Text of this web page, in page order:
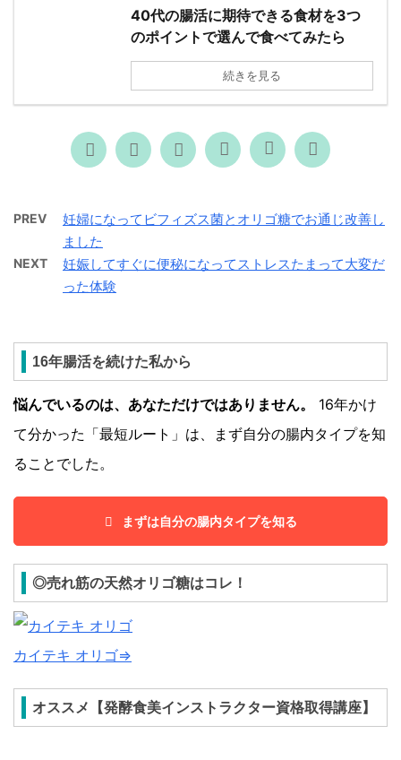
40代の腸活に期待できる食材を3つ
のポイントで選んで食べてみたら
続きを見る
PREV
妊婦になってビフィズス菌とオリゴ糖でお通じ改善し
ました
NEXT
妊娠してすぐに便秘になってストレスたまって大変だ
った体験
16年腸活を続けた私から
悩んでいるのは、あなただけではありません。
16年かけ
て分かった「最短ルート」は、まず自分の腸内タイプを知
ることでした。
まずは自分の腸内タイプを知る
◎売れ筋の天然オリゴ糖はコレ！
カイテキ オリゴ⇒
オススメ【発酵食美インストラクター資格取得講座】